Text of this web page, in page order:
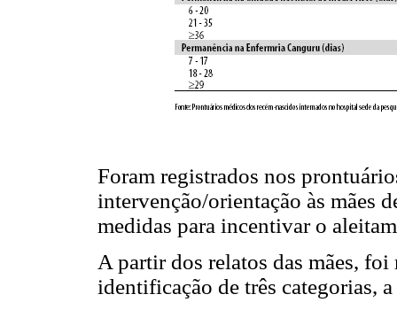
Foram registrados nos
intervenção/orientação às mães
medidas para incentivar o
A partir dos relatos das mães, foi
identificação de três categorias,